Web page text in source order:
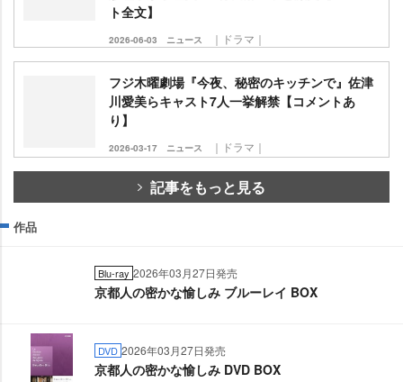
ト全文】
2026-06-03 ニュース ｜ドラマ｜
フジ木曜劇場『今夜、秘密のキッチンで』佐津
川愛美らキャスト7人一挙解禁【コメントあ
り】
2026-03-17 ニュース ｜ドラマ｜
記事をもっと見る
作品
Blu-ray 2026年03月27日発売
京都人の密かな愉しみ ブルーレイ BOX
DVD 2026年03月27日発売
京都人の密かな愉しみ DVD BOX